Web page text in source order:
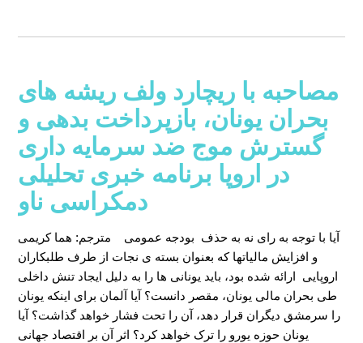
مصاحبه با ریچارد ولف ریشه های
بحران یونان، بازپرداخت بدهی و
گسترش موج ضد سرمایه داری
در اروپا برنامه خبری تحلیلی
دمکراسی ناو
مترجم: هما کریمی
آیا با توجه به رای نه به حذف بودجه عمومی
و افزایش مالیاتها که بعنوان بسته ی نجات از طرف طلبکاران
اروپایی ارائه شده بود، باید یونانی ها را به دلیل ایجاد تنش داخلی
طی بحران مالی یونان، مقصر دانست؟ آیا آلمان برای اینکه یونان
را سرمشق دیگران قرار دهد، آن را تحت فشار خواهد گذاشت؟ آیا
یونان حوزه یورو را ترک خواهد کرد؟ اثر آن بر اقتصاد جهانی